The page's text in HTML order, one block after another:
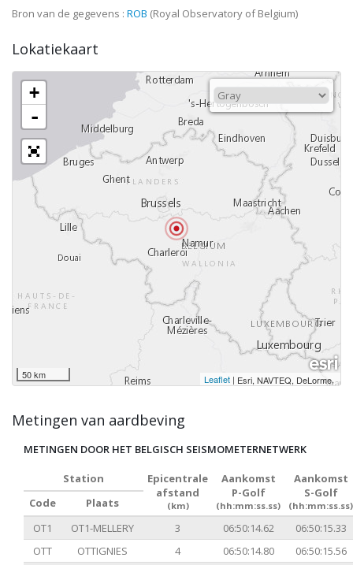
Bron van de gegevens : ROB (Royal Observatory of Belgium)
Lokatiekaart
+
-
50 km Leaflet | Esri, NAVTEQ, DeLorme,
Metingen van aardbeving
METINGEN DOOR HET BELGISCH SEISMOMETERNETWERK
Station
Epicentrale
afstand
(km)
Aankomst
P-Golf
(hh:mm:ss.ss)
Aankomst
S-Golf
(hh:mm:ss.ss)
Code
Plaats
OT1
OT1-MELLERY 3 06:50:14.62
06:50:15.33
OTT
OTTIGNIES 4 06:50:14.80
06:50:15.56